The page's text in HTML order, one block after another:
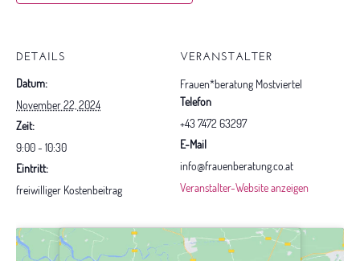
DETAILS
Datum:
November 22, 2024
Zeit:
9:00 - 10:30
Eintritt:
freiwilliger Kostenbeitrag
VERANSTALTER
Frauen*beratung Mostviertel
Telefon
+43 7472 63297
E-Mail
info@frauenberatung.co.at
Veranstalter-Website anzeigen